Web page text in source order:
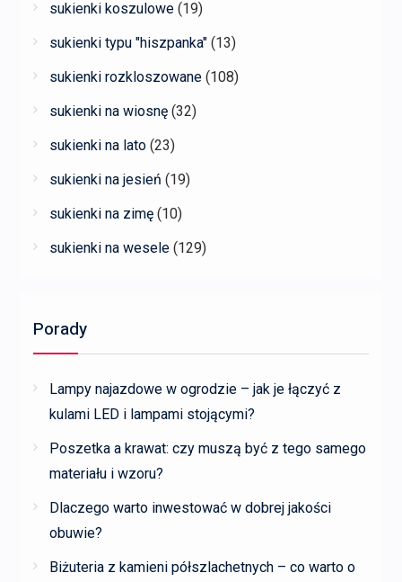
sukienki koszulowe (19)
sukienki typu "hiszpanka" (13)
sukienki rozkloszowane (108)
sukienki na wiosnę (32)
sukienki na lato (23)
sukienki na jesień (19)
sukienki na zimę (10)
sukienki na wesele (129)
Porady
Lampy najazdowe w ogrodzie – jak je łączyć z
kulami LED i lampami stojącymi?
Poszetka a krawat: czy muszą być z tego samego
materiału i wzoru?
Dlaczego warto inwestować w dobrej jakości
obuwie?
Biżuteria z kamieni półszlachetnych – co warto o